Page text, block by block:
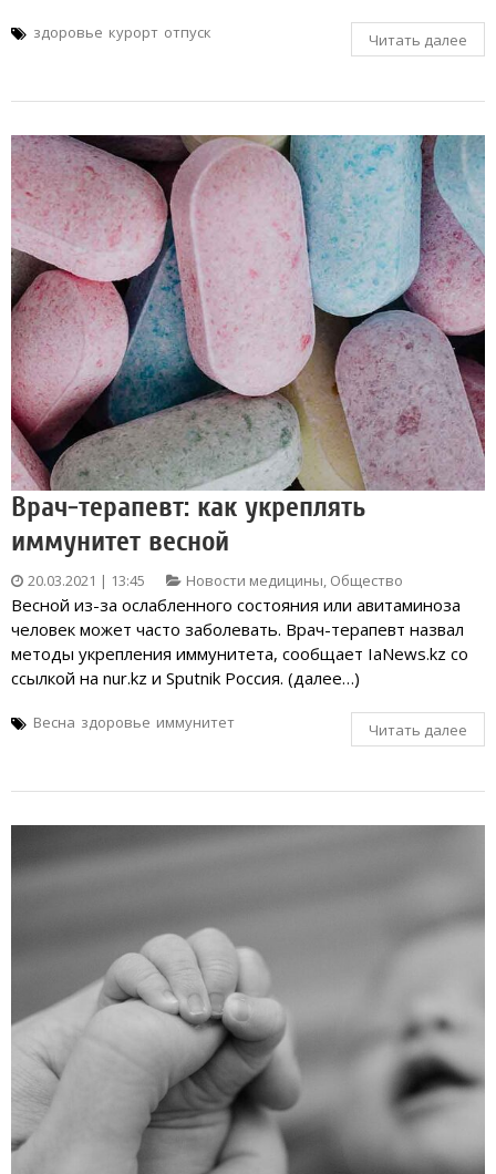
здоровье курорт отпуск Читать далее
Врач-терапевт: как укреплять
иммунитет весной
20.03.2021 | 13:45 Новости медицины, Общество
Весной из-за ослабленного состояния или авитаминоза
человек может часто заболевать. Врач-терапевт назвал
методы укрепления иммунитета, сообщает IaNews.kz со
ссылкой на nur.kz и Sputnik Россия. (далее…)
Весна здоровье иммунитет Читать далее